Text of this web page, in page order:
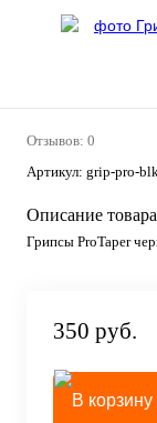
Отзывов: 0
Артикул: grip-pro-
Описание
Грипсы ProTaper
350 руб.